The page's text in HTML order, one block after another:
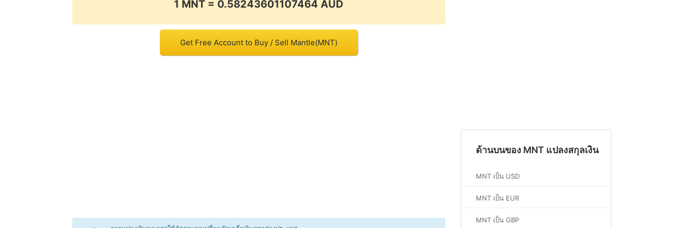
1 MNT = 0.58243601107464 AUD
Get Free Account to Buy / Sell Mantle(MNT)
ด้านบนของ MNT แปลงสกุลเงิน
MNT เป็น USD
MNT เป็น EUR
MNT เป็น GBP